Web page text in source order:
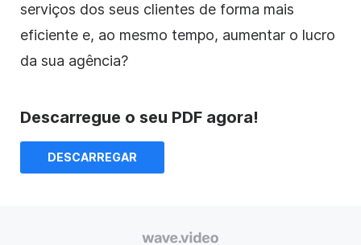
serviços dos seus clientes de forma mais
eficiente e, ao mesmo tempo, aumentar o lucro
da sua agência?
Descarregue o seu PDF agora!
DESCARREGAR